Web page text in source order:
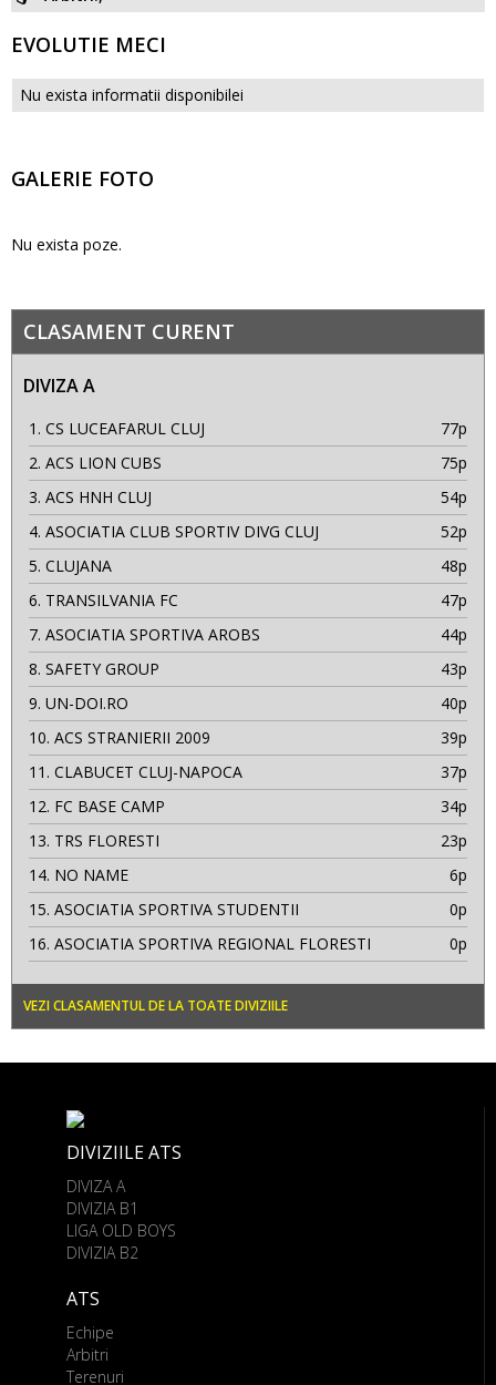
EVOLUTIE MECI
Nu exista informatii disponibilei
GALERIE FOTO
Nu exista poze.
CLASAMENT CURENT
DIVIZA A
1. CS LUCEAFARUL CLUJ
77p
2. ACS LION CUBS
75p
3. ACS HNH CLUJ
54p
4. ASOCIATIA CLUB SPORTIV DIVG CLUJ
52p
5. CLUJANA
48p
6. TRANSILVANIA FC
47p
7. ASOCIATIA SPORTIVA AROBS
44p
8. SAFETY GROUP
43p
9. UN-DOI.RO
40p
10. ACS STRANIERII 2009
39p
11. CLABUCET CLUJ-NAPOCA
37p
12. FC BASE CAMP
34p
13. TRS FLORESTI
23p
14. NO NAME
6p
15. ASOCIATIA SPORTIVA STUDENTII
0p
16. ASOCIATIA SPORTIVA REGIONAL FLORESTI 0p
VEZI CLASAMENTUL DE LA TOATE DIVIZIILE
DIVIZIILE ATS
DIVIZA A
DIVIZIA B1
LIGA OLD BOYS
DIVIZIA B2
ATS
Echipe
Arbitri
Terenuri